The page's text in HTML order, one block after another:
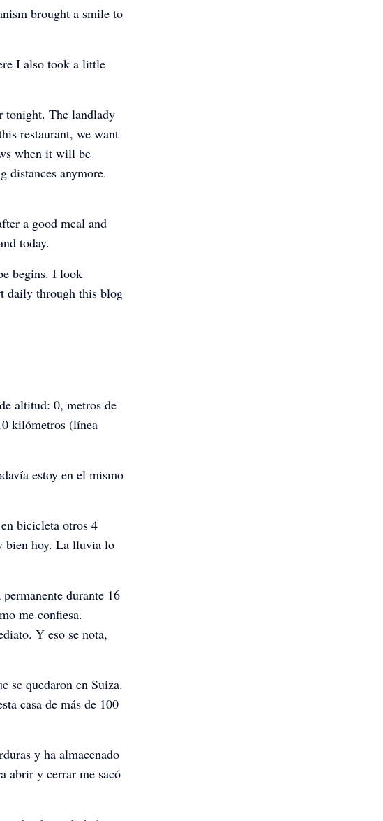
brought a smile to
I also took a little
tonight. The landlady
restaurant, we want
when it will be
distances anymore.
a good meal and
today.
begins. I look
daily through this blog
altitud: 0, metros de
kilómetros (línea
estoy en el mismo
bicicleta otros 4
bien hoy. La lluvia lo
durante 16
me confiesa.
Y eso se nota,
se quedaron en Suiza.
casa de más de 100
y ha almacenado
abrir y cerrar me sacó